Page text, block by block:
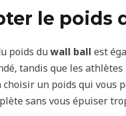
le poids
poids duwall ball est
tandis que les
choisir un poids qui vous
sans vous épuiser